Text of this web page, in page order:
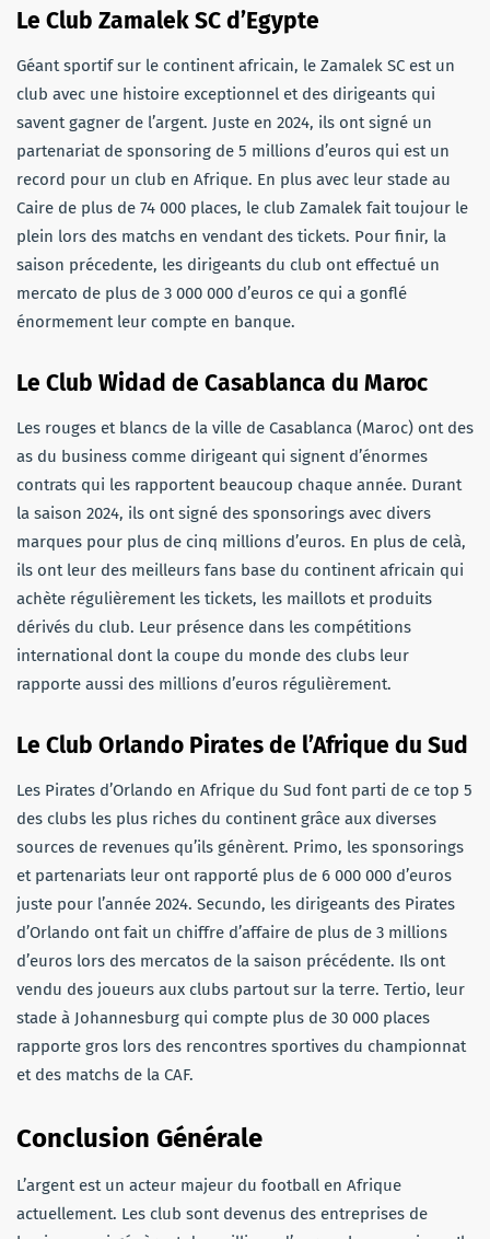
Le Club Zamalek SC d’Egypte
Géant sportif sur le continent africain, le Zamalek SC est un
club avec une histoire exceptionnel et des dirigeants qui
savent gagner de l’argent. Juste en 2024, ils ont signé un
partenariat de sponsoring de 5 millions d’euros qui est un
record pour un club en Afrique. En plus avec leur stade au
Caire de plus de 74 000 places, le club Zamalek fait toujour le
plein lors des matchs en vendant des tickets. Pour finir, la
saison précedente, les dirigeants du club ont effectué un
mercato de plus de 3 000 000 d’euros ce qui a gonflé
énormement leur compte en banque.
Le Club Widad de Casablanca du Maroc
Les rouges et blancs de la ville de Casablanca (Maroc) ont des
as du business comme dirigeant qui signent d’énormes
contrats qui les rapportent beaucoup chaque année. Durant
la saison 2024, ils ont signé des sponsorings avec divers
marques pour plus de cinq millions d’euros. En plus de celà,
ils ont leur des meilleurs fans base du continent africain qui
achète régulièrement les tickets, les maillots et produits
dérivés du club. Leur présence dans les compétitions
international dont la coupe du monde des clubs leur
rapporte aussi des millions d’euros régulièrement.
Le Club Orlando Pirates de l’Afrique du Sud
Les Pirates d’Orlando en Afrique du Sud font parti de ce top 5
des clubs les plus riches du continent grâce aux diverses
sources de revenues qu’ils génèrent. Primo, les sponsorings
et partenariats leur ont rapporté plus de 6 000 000 d’euros
juste pour l’année 2024. Secundo, les dirigeants des Pirates
d’Orlando ont fait un chiffre d’affaire de plus de 3 millions
d’euros lors des mercatos de la saison précédente. Ils ont
vendu des joueurs aux clubs partout sur la terre. Tertio, leur
stade à Johannesburg qui compte plus de 30 000 places
rapporte gros lors des rencontres sportives du championnat
et des matchs de la CAF.
Conclusion Générale
L’argent est un acteur majeur du football en Afrique
actuellement. Les club sont devenus des entreprises de